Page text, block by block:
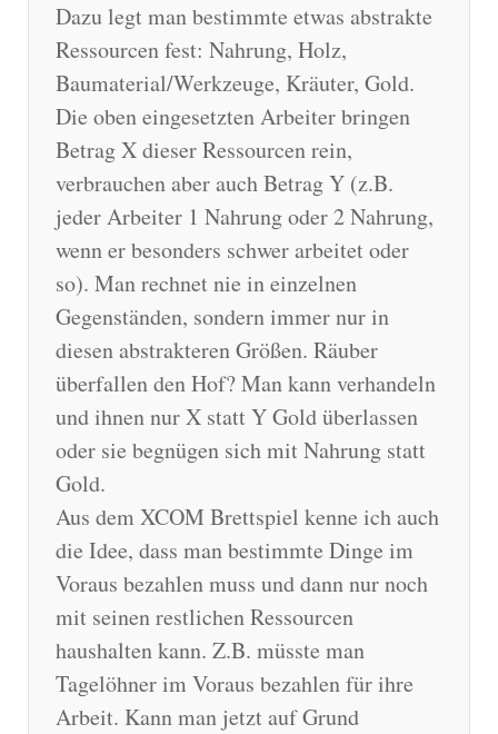
Dazu legt man bestimmte etwas abstrakte
Ressourcen fest: Nahrung, Holz,
Baumaterial/Werkzeuge, Kräuter, Gold.
Die oben eingesetzten Arbeiter bringen
Betrag X dieser Ressourcen rein,
verbrauchen aber auch Betrag Y (z.B.
jeder Arbeiter 1 Nahrung oder 2 Nahrung,
wenn er besonders schwer arbeitet oder
so). Man rechnet nie in einzelnen
Gegenständen, sondern immer nur in
diesen abstrakteren Größen. Räuber
überfallen den Hof? Man kann verhandeln
und ihnen nur X statt Y Gold überlassen
oder sie begnügen sich mit Nahrung statt
Gold.
Aus dem XCOM Brettspiel kenne ich auch
die Idee, dass man bestimmte Dinge im
Voraus bezahlen muss und dann nur noch
mit seinen restlichen Ressourcen
haushalten kann. Z.B. müsste man
Tagelöhner im Voraus bezahlen für ihre
Arbeit. Kann man jetzt auf Grund